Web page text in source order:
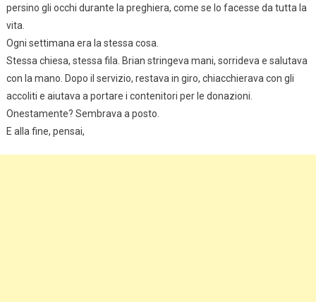
persino gli occhi durante la preghiera, come se lo facesse da tutta la
vita.
Ogni settimana era la stessa cosa.
Stessa chiesa, stessa fila. Brian stringeva mani, sorrideva e salutava
con la mano. Dopo il servizio, restava in giro, chiacchierava con gli
accoliti e aiutava a portare i contenitori per le donazioni.
Onestamente? Sembrava a posto.
E alla fine, pensai,